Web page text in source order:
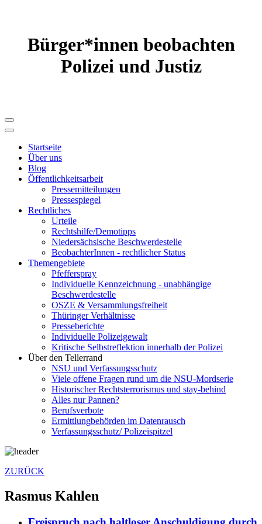
Bürger*innen beobachten
Polizei und Justiz
Startseite
Über uns
Blog
Öffentlichkeitsarbeit
Pressemitteilungen
Pressespiegel
Rechtliches
Urteile
Rechtshilfe/Demotipps
Niedersächsische Beschwerde­stelle
BeobachterInnen - rechtlicher Status
Themengebiete
Pfefferspray
Individuelle Kennzeichnung - unabhängige
Beschwerde­stelle
OSZE & Versammlungsfreiheit
Thüringer Verhältnisse
Presseberichte
Individuelle Polizeigewalt
Kritische Selbstreflektion innerhalb der Polizei
Über den Tellerrand
NSU und Verfassungsschutz
Viele offene Fragen rund um die NSU-Mordserie
Historischer Rechtsterrorismus und stay-behind
Alles nur Pannen?
Berufsverbote
Ermittlungbehörden im Datenrausch
Verfassungsschutz/ Polizeispitzel
ZURÜCK
Rasmus Kahlen